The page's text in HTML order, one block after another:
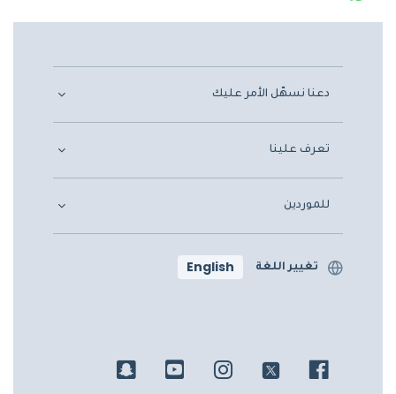
دعنا نسهّل الأمر عليك
تعرف علينا
للموردين
تغيير اللغة English